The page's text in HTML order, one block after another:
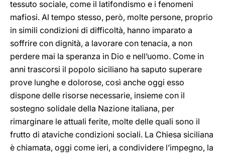
tessuto sociale, come il latifondismo e i fenomeni
mafiosi. Al tempo stesso, però, molte persone, proprio
in simili condizioni di difficoltà, hanno imparato a
soffrire con dignità, a lavorare con tenacia, a non
perdere mai la speranza in Dio e nell’uomo. Come in
anni trascorsi il popolo siciliano ha saputo superare
prove lunghe e dolorose, così anche oggi esso
dispone delle risorse necessarie, insieme con il
sostegno solidale della Nazione italiana, per
rimarginare le attuali ferite, molte delle quali sono il
frutto di ataviche condizioni sociali. La Chiesa siciliana
è chiamata, oggi come ieri, a condividere l’impegno, la